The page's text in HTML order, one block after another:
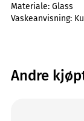
Materiale: Glass
Vaskeanvisning:
Andre